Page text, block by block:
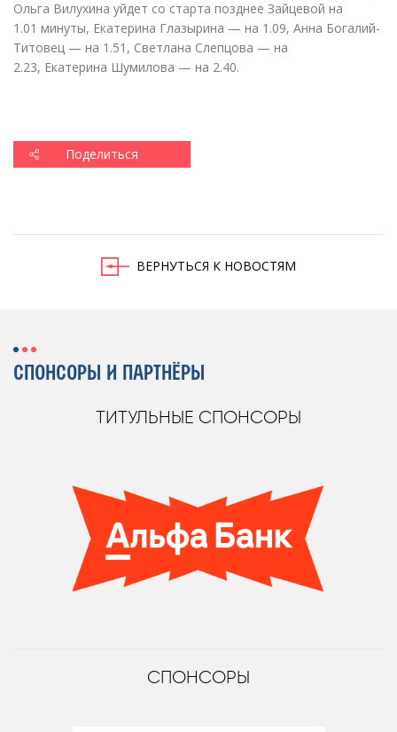
Ольга Вилухина уйдет со старта позднее Зайцевой на
1.01 минуты, Екатерина Глазырина — на 1.09, Анна Богалий-
Титовец — на 1.51, Светлана Слепцова — на
2.23, Екатерина Шумилова — на 2.40.
Поделиться
ВЕРНУТЬСЯ К НОВОСТЯМ
СПОНСОРЫ И ПАРТНЁРЫ
ТИТУЛЬНЫЕ СПОНСОРЫ
СПОНСОРЫ